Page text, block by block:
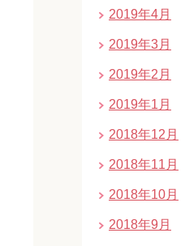
2019年4月
2019年3月
2019年2月
2019年1月
2018年12月
2018年11月
2018年10月
2018年9月